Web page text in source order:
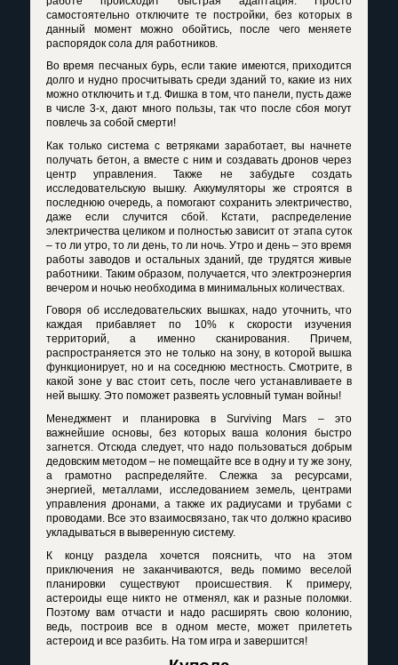
самостоятельно отключите те постройки, без которых в
данный момент можно обойтись, после чего меняете
распорядок сола для работников.
Во время песчаных бурь, если такие имеются, приходится
долго и нудно просчитывать среди зданий то, какие из них
можно отключить и т.д. Фишка в том, что панели, пусть даже
в числе 3-х, дают много пользы, так что после сбоя могут
повлечь за собой смерти!
Как только система с ветряками заработает, вы начнете
получать бетон, а вместе с ним и создавать дронов через
центр управления. Также не забудьте создать
исследовательскую вышку. Аккумуляторы же строятся в
последнюю очередь, а помогают сохранить электричество,
даже если случится сбой. Кстати, распределение
электричества целиком и полностью зависит от этапа суток
– то ли утро, то ли день, то ли ночь. Утро и день – это время
работы заводов и остальных зданий, где трудятся живые
работники. Таким образом, получается, что электроэнергия
вечером и ночью необходима в минимальных количествах.
Говоря об исследовательских вышках, надо уточнить, что
каждая прибавляет по 10% к скорости изучения
территорий, а именно сканирования. Причем,
распространяется это не только на зону, в которой вышка
функционирует, но и на соседнюю местность. Смотрите, в
какой зоне у вас стоит сеть, после чего устанавливаете в
ней вышку. Это поможет развеять условный туман войны!
Менеджмент и планировка вSurviving Mars
– это
важнейшие основы, без которых ваша колония быстро
загнется. Отсюда следует, что надо пользоваться добрым
дедовским методом – не помещайте все в одну и ту же зону,
а грамотно распределяйте. Слежка за ресурсами,
энергией, металлами, исследованием земель, центрами
управления дронами, а также их радиусами и трубами с
проводами. Все это взаимосвязано, так что должно красиво
укладываться в выверенную систему.
К концу раздела хочется пояснить, что на этом
приключения не заканчиваются, ведь помимо веселой
планировки существуют происшествия. К примеру,
астероиды еще никто не отменял, как и разные поломки.
Поэтому вам отчасти и надо расширять свою колонию,
ведь, построив все в одном месте, может прилететь
астероид и все разбить. На том игра и завершится!